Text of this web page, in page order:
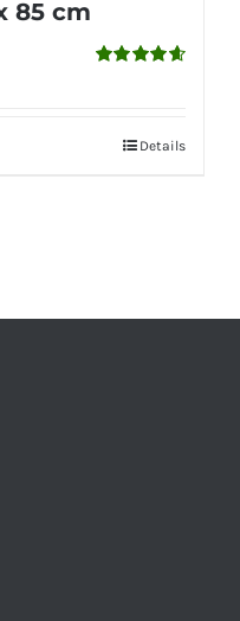
85 cm
Details